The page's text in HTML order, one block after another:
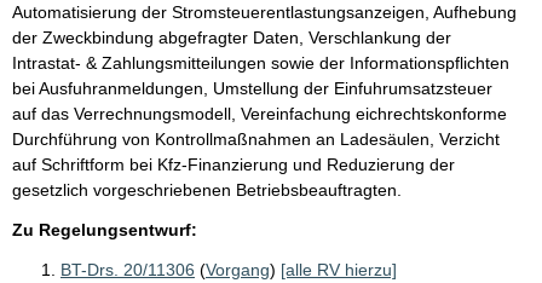
Automatisierung der Stromsteuerentlastungsanzeigen, Aufhebung
der Zweckbindung abgefragter Daten, Verschlankung der
Intrastat- & Zahlungsmitteilungen sowie der Informationspflichten
bei Ausfuhranmeldungen, Umstellung der Einfuhrumsatzsteuer
auf das Verrechnungsmodell, Vereinfachung eichrechtskonforme
Durchführung von Kontrollmaßnahmen an Ladesäulen, Verzicht
auf Schriftform bei Kfz-Finanzierung und Reduzierung der
gesetzlich vorgeschriebenen Betriebsbeauftragten.
Zu Regelungsentwurf:
BT-Drs. 20/11306 (Vorgang) [alle RV hierzu]